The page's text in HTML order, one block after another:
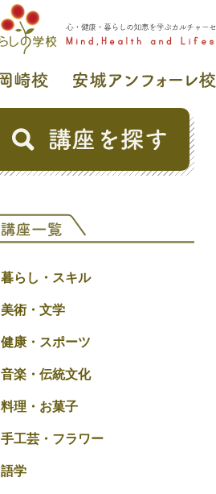
暮らし・スキル
美術・文学
健康・スポーツ
音楽・伝統文化
料理・お菓子
手工芸・フラワー
語学